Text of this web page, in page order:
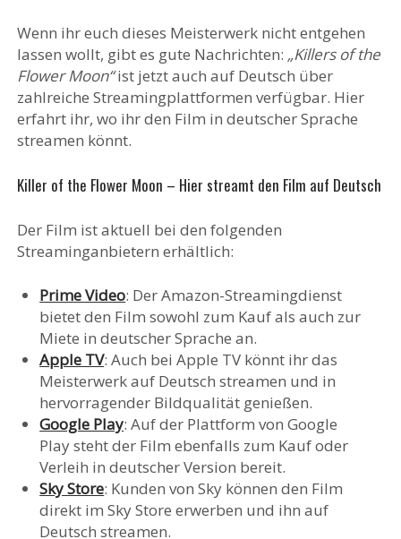
Wenn ihr euch dieses Meisterwerk nicht entgehen
lassen wollt, gibt es gute Nachrichten: „Killers of the
Flower Moon“ist jetzt auch auf Deutsch über
zahlreiche Streamingplattformen verfügbar. Hier
erfahrt ihr, wo ihr den Film in deutscher Sprache
streamen könnt.
Killer of the Flower Moon – Hier streamt den Film auf Deutsch
Der Film ist aktuell bei den folgenden
Streaminganbietern erhältlich:
Prime Video: Der Amazon-Streamingdienst
bietet den Film sowohl zum Kauf als auch zur
Miete in deutscher Sprache an.
Apple TV: Auch bei Apple TV könnt ihr das
Meisterwerk auf Deutsch streamen und in
hervorragender Bildqualität genießen.
Google Play: Auf der Plattform von Google
Play steht der Film ebenfalls zum Kauf oder
Verleih in deutscher Version bereit.
Sky Store: Kunden von Sky können den Film
direkt im Sky Store erwerben und ihn auf
Deutsch streamen.